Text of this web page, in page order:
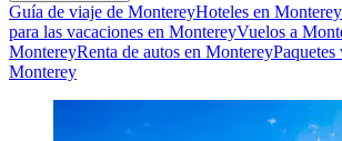
Guía de viaje de MontereyHoteles en Monterey
para las vacaciones en MontereyVuelos a
MontereyRenta de autos en MontereyPaquetes
Monterey